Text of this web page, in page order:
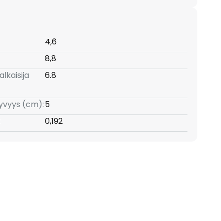
4,6
8,8
6.8
(cm):5
0,192